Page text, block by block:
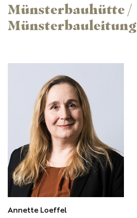
Münsterbauhütte /
Münsterbauleitung
Annette Loeffel